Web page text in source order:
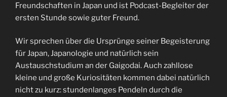
Freundschaften in Japan und ist Podcast-Begleiter der
ersten Stunde sowie guter Freund.
Wir sprechen über die Ursprünge seiner Begeisterung
für Japan, Japanologie und natürlich sein
Austauschstudium an der Gaigodai. Auch zahllose
kleine und große Kuriositäten kommen dabei natürlich
nicht zu kurz: stundenlanges Pendeln durch die